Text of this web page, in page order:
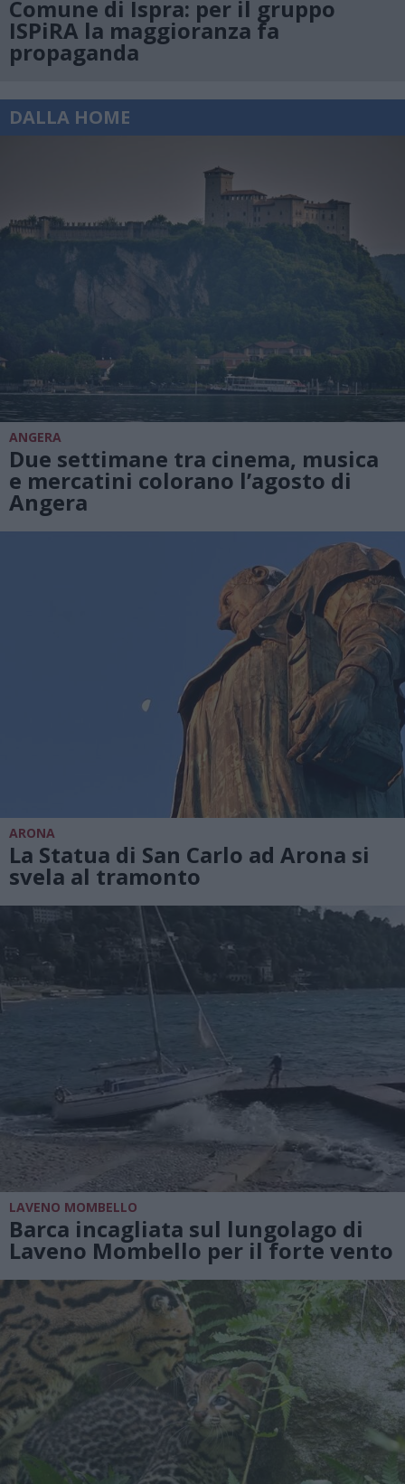
Comune di Ispra: per il gruppo
ISPiRA la maggioranza fa
propaganda
DALLA HOME
ANGERA
Due settimane tra cinema, musica
e mercatini colorano l’agosto di
Angera
ARONA
La Statua di San Carlo ad Arona si
svela al tramonto
LAVENO MOMBELLO
Barca incagliata sul lungolago di
Laveno Mombello per il forte vento